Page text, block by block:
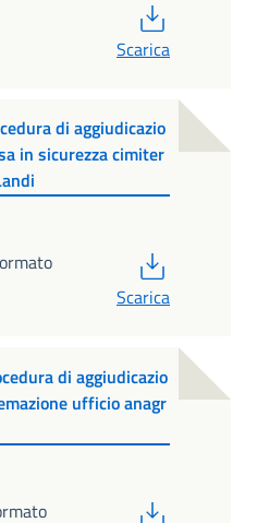
Scarica
di aggiudicazio
in sicurezza cimiter
Scarica
di aggiudicazio
ufficio anagr